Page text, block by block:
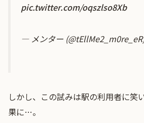
pic.twitter.com/oqszlso8Xb
— メンター
しかし、この試みは駅の利用者に笑
果に…。